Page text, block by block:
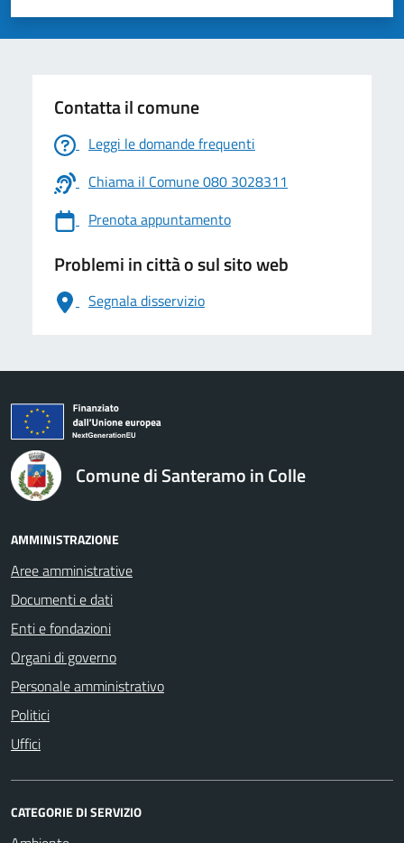
Valuta 5 stelle su 5
Valuta 4 stelle su 5
Valuta 3 stelle su 5
Valuta 2 stelle su 5
Valuta 1 stelle su 5
Contatta il comune
Leggi le domande frequenti
Chiama il Comune 080 3028311
Prenota appuntamento
Problemi in città o sul sito web
Segnala disservizio
logo Unione Europea
Comune di Santeramo in Colle
AMMINISTRAZIONE
Aree amministrative
Documenti e dati
Enti e fondazioni
Organi di governo
Personale amministrativo
Politici
Uffici
CATEGORIE DI SERVIZIO